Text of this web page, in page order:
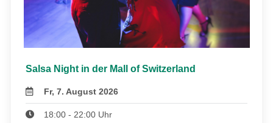
Salsa Night in der Mall of Switzerland
Fr, 7. August 2026
18:00 - 22:00 Uhr